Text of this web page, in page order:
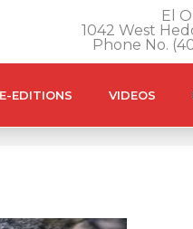
El
1042 West
Phone No.
E-EDITIONS VIDEOS